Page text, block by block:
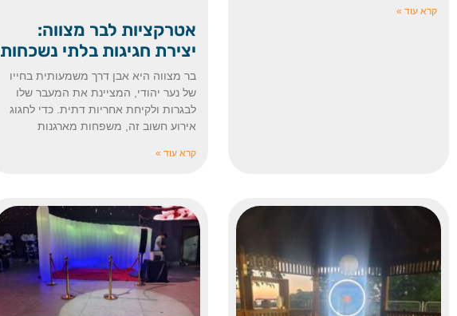
קרא עוד »
אטרקציות לבר מצווה:
יצירת חגיגות בלתי נשכחות
בר מצווה היא אבן דרך משמעותית בחייו
של נער יהודי, המציינת את המעבר שלו
לבגרות ולקיחת אחריות דתית. כדי לחגוג
אירוע חשוב זה, משפחות מארגנות
קרא עוד »